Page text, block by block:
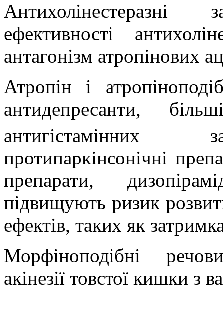
ефективності
антагонізм атропінових
Атропін і
антидепресанти,
антигістамінних
протипаркінсонічні
препарати,
підвищують ризик
ефектів, таких як
Морфіноподібні
акінезії товстої кишки з